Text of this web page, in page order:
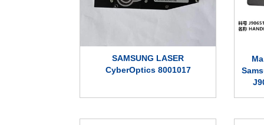
SAMSUNG LASER
CyberOptics 8001017